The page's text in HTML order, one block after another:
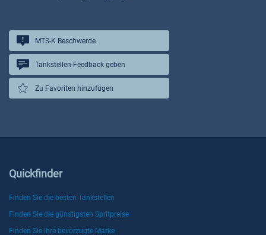
MTS-K Beschwerde
Tankstellen-Feedback geben
Zu Favoriten hinzufügen
Quickfinder
Finden Sie die besten Tankstellen
Finden Sie die günstigsten Spritpreise
Finden Sie Ihre bevorzugte Marke